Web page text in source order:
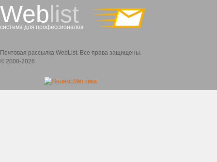
Weblist
система для профессионалов
Почтовая рассылка WebList. Все права защищены.
© 2000-2026